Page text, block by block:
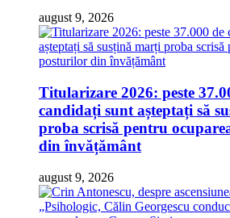
august 9, 2026
Titularizare 2026: peste
candidați sunt așteptați să
proba scrisă pentru
din învățământ
august 9, 2026